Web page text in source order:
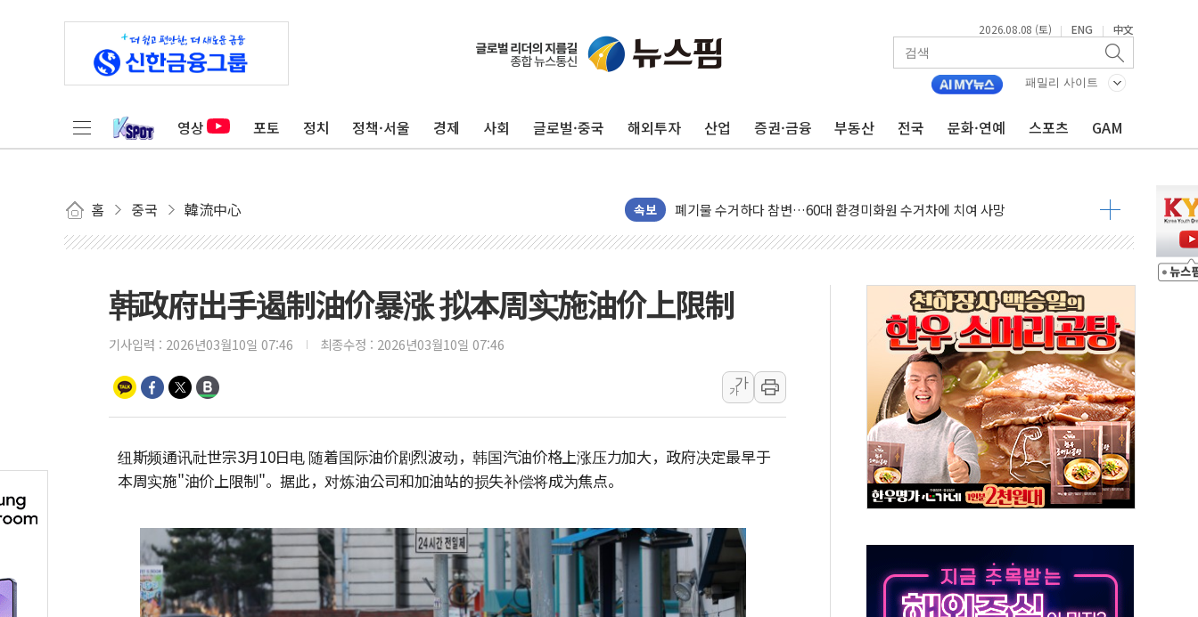
2026.08.08 (토) | ENG | 中文
패밀리 사이트
영상 포토 정치 정책·서울 경제 사회 글로벌·중국 해외투자 산업 증권·금융 부동산 전국 문화·연예 스포츠 GAM
홈 중국 韓流中心 속보
美, 이란전 출구전략 만지작…공습 한계·탄약 부족 현실화
강릉·동해·삼척 시간당 최대 50㎜ 폭우…강원 동해안 강한 비 어어져
서울 중랑구 주택가서 흉기 난동…60대 남성 2명 숨져
李대통령 "결혼 때문에 손해 보는 일 없게"…'결혼 페널티' 22개 과제 손본다
추미애, '위안부' 피해자 기림의 날 참석..."국제적 시민 연대로 목소리 내야"
인천 선재도 갯벌서 해루질 중 실종 60대 나흘만에 숨진 채 발견
인천서 말다툼 중 어머니 흉기 살해 10대 아들 체포
'화합' 꺼낸 김민석에 '뻔뻔' 받아친 정청래…제주 연설서 신경전 고조
李대통령, ISA 개편 재검토 지시…與 "적극 환영"·野 "졸속 국정"
동해중부 전 해상 풍랑주의보…10일까지 최대 3.5m 높은 물결
연일 폭염에 온열질환 사망 23명…정부, 비상대응기구 가동
中 전방위 아파트 부양, 수도 베이징도 부동산 규제 철폐
인제 용대리 계곡서 수위 상승으로 피서객 7명 고립…전원 구조
동해시, 11~14일 '별똥별 멍' 운영…페르세우스 유성우 관측
강원 중·남부 동해안 시간당 50mm 이상 폭우…호우경보 발효
청양 밭에서 일하던 90대 숨져…온열질환 여부 조사
폭염에 車 운전면허 기능시험 오전 집중 편성…체감온도 38도 넘으면 중단
韩政府出手遏制油价暴涨 拟本周实施油价上限制
기사입력 : 2026년03월10일 07:46 최종수정 : 2026년03월10일 07:46
가
가
纽斯频通讯社世宗3月10日电 随着国际油价剧烈波动，韩国汽油价格上涨压力加大，政府决定最早于
本周实施"油价上限制"。据此，对炼油公司和加油站的损失补偿将成为焦点。